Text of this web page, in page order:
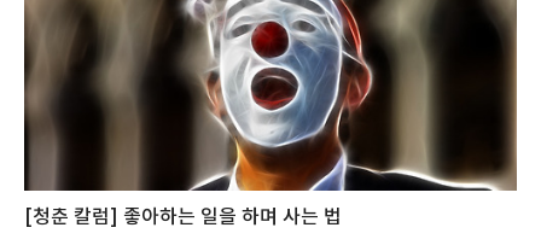
[청춘 칼럼] 좋아하는 일을 하며 사는 법